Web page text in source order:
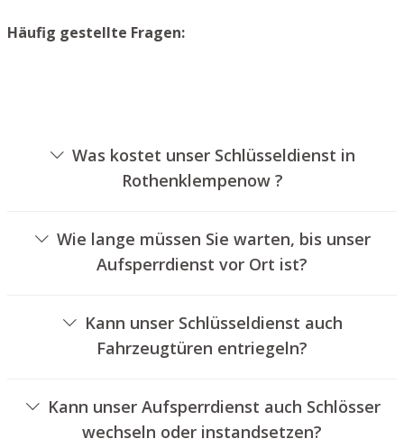
Häufig gestellte Fragen:
Was kostet unser Schlüsseldienst in
Rothenklempenow ?
verschiedenen Faktoren ab, wie beispielsweise der
Ausführung des Zylinders, der Dauer der Arbeiten und
eventuell anfallenden Kilometerpauschalen. Wir bieten
Wie lange müssen Sie warten, bis unser
Aufsperrdienst vor Ort ist?
innerhalb von einer halben Stunde vor Ort. Die reelle
Wartezeit hängt von der Entfernung des Einsatzortes zu
unserem Unternehmen und den gegebenen
Kann unser Schlüsseldienst auch
Fahrzeugtüren entriegeln?
Kann unser Aufsperrdienst auch Schlösser
wechseln oder instandsetzen?